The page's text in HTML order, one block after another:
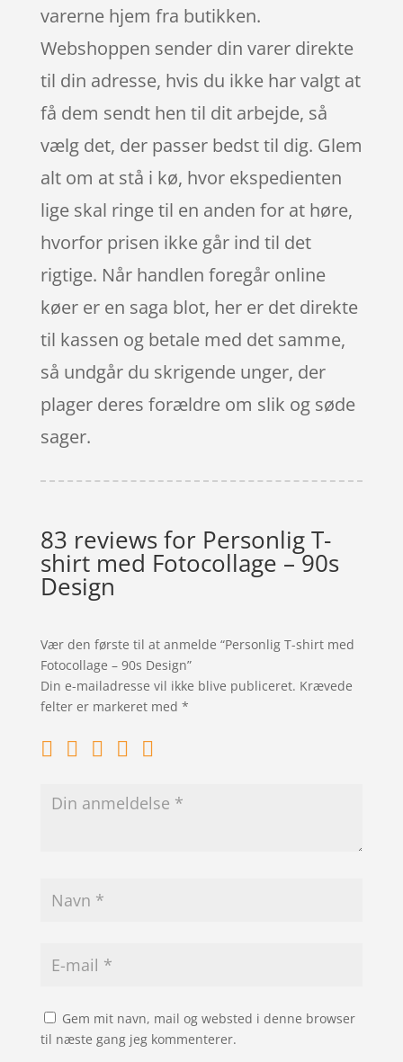
varerne hjem fra butikken.
Webshoppen sender din varer direkte
til din adresse, hvis du ikke har valgt at
få dem sendt hen til dit arbejde, så
vælg det, der passer bedst til dig. Glem
alt om at stå i kø, hvor ekspedienten
lige skal ringe til en anden for at høre,
hvorfor prisen ikke går ind til det
rigtige. Når handlen foregår online
køer er en saga blot, her er det direkte
til kassen og betale med det samme,
så undgår du skrigende unger, der
plager deres forældre om slik og søde
sager.
83 reviews for Personlig T-
shirt med Fotocollage – 90s
Design
Vær den første til at anmelde “Personlig T-shirt med
Fotocollage – 90s Design”
Din e-mailadresse vil ikke blive publiceret. Krævede
felter er markeret med *
Gem mit navn, mail og websted i denne browser
til næste gang jeg kommenterer.